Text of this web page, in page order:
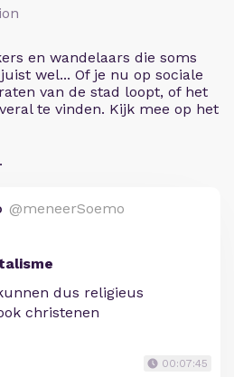
en wandelaars die soms
wel... Of je nu op sociale
van de stad loopt, of het
te vinden. Kijk mee op het
@meneerSoemo
dus religieus
christenen
00:07:45